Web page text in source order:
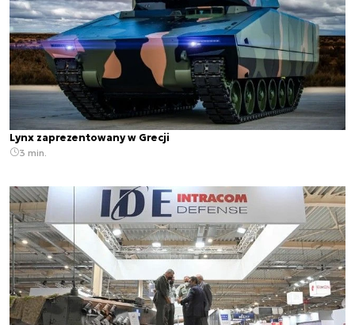
Lynx zaprezentowany w Grecji
3 min.